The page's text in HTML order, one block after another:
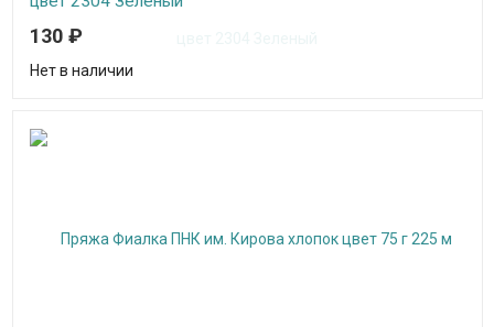
Нитки для вязания "Фиалка" хлопок, цвет 2304 Зеленый, ПНК им.
130 ₽
Нет в наличии